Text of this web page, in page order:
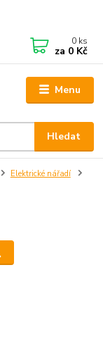
Menu
Hledat
0 ks
za 0 Kč
Elektrické nářadí